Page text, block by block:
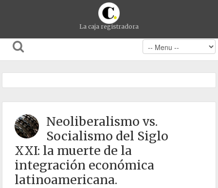
La caja registradora
Neoliberalismo vs.
Socialismo del Siglo
XXI: la muerte de la
integración económica
latinoamericana.